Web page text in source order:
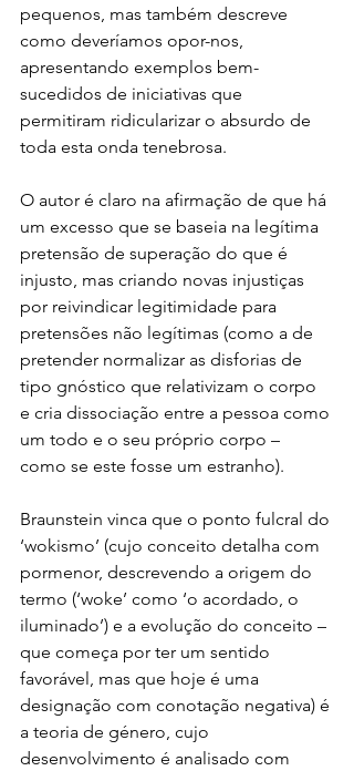
pequenos, mas também descreve
como deveríamos opor-nos,
apresentando exemplos bem-
sucedidos de iniciativas que
permitiram ridicularizar o absurdo de
toda esta onda tenebrosa.
O autor é claro na afirmação de que há
um excesso que se baseia na legítima
pretensão de superação do que é
injusto, mas criando novas injustiças
por reivindicar legitimidade para
pretensões não legítimas (como a de
pretender normalizar as disforias de
tipo gnóstico que relativizam o corpo
e cria dissociação entre a pessoa como
um todo e o seu próprio corpo –
como se este fosse um estranho).
Braunstein vinca que o ponto fulcral do
‘wokismo’ (cujo conceito detalha com
pormenor, descrevendo a origem do
termo (‘woke’ como ‘o acordado, o
iluminado’) e a evolução do conceito –
que começa por ter um sentido
favorável, mas que hoje é uma
designação com conotação negativa) é
a teoria de género, cujo
desenvolvimento é analisado com